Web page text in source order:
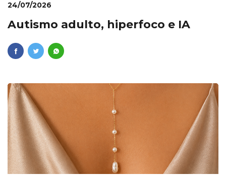
24/07/2026
Autismo adulto, hiperfoco e IA